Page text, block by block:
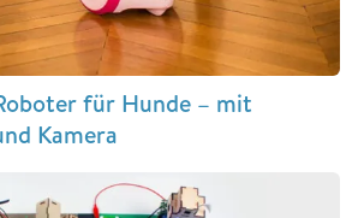
für Hunde – mit
Kamera